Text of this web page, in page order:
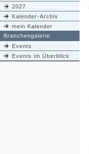
2027
Kalender-Archiv
mein Kalender
Branchengalerie
Events
Events im Überblick